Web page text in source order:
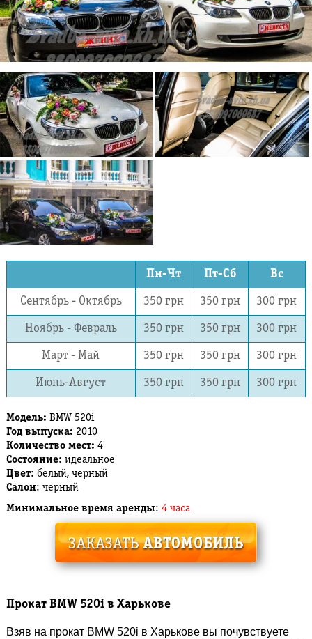
Пн-Чт Пт-Сб Вс
Сентябрь - Октябрь 350 грн 350 грн 300 грн
Ноябрь - Февраль 350 грн 350 грн 300 грн
Март - Май 350 грн 350 грн 300 грн
Июнь-Август 350 грн 350 грн 300 грн
Модель: BMW 520i
Год выпуска: 2010
Количество мест: 4
Состояние: идеальное
Цвет: белый, черный
Салон: черный
Минимальное время аренды: 4 часа
Прокат BMW 520i в Харькове
Взяв на прокат BMW 520i в Харькове вы почувствуете